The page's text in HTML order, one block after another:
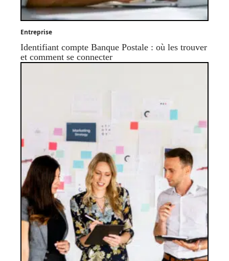
Entreprise
Identifiant compte Banque Postale : où les trouver
et comment se connecter